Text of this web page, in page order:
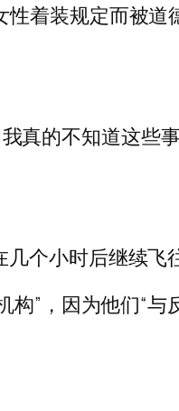
性着装规定而被
真的不知道这些
个小时后继续飞
”，因为他们“